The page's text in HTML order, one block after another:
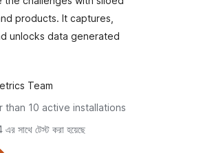
products. It captures,
unlocks data generated
Team
than 10 active installations
সাথে টেস্ট করা হয়েছে